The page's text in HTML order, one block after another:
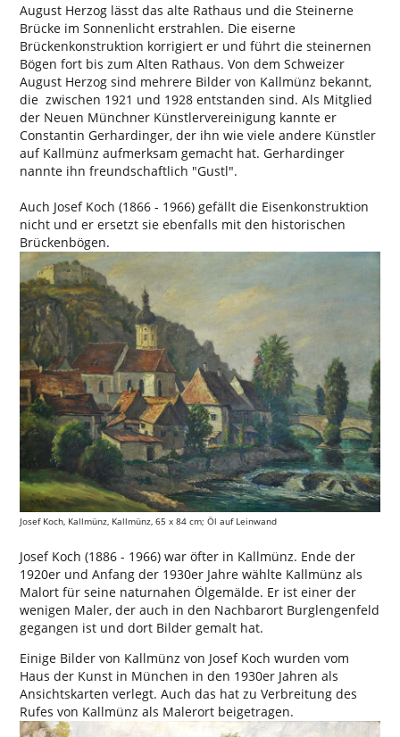
August Herzog lässt das alte Rathaus und die Steinerne
Brücke im Sonnenlicht erstrahlen. Die eiserne
Brückenkonstruktion korrigiert er und führt die steinernen
Bögen fort bis zum Alten Rathaus. Von dem Schweizer
August Herzog sind mehrere Bilder von Kallmünz bekannt,
die zwischen 1921 und 1928 entstanden sind. Als Mitglied
der Neuen Münchner Künstlervereinigung kannte er
Constantin Gerhardinger, der ihn wie viele andere Künstler
auf Kallmünz aufmerksam gemacht hat. Gerhardinger
nannte ihn freundschaftlich "Gustl".
Auch Josef Koch (1866 - 1966) gefällt die Eisenkonstruktion
nicht und er ersetzt sie ebenfalls mit den historischen
Brückenbögen.
Josef Koch, Kallmünz, Kallmünz, 65 x 84 cm; Öl auf Leinwand
Josef Koch (1886 - 1966) war öfter in Kallmünz. Ende der
1920er und Anfang der 1930er Jahre wählte Kallmünz als
Malort für seine naturnahen Ölgemälde. Er ist einer der
wenigen Maler, der auch in den Nachbarort Burglengenfeld
gegangen ist und dort Bilder gemalt hat.
Einige Bilder von Kallmünz von Josef Koch wurden vom
Haus der Kunst in München in den 1930er Jahren als
Ansichtskarten verlegt. Auch das hat zu Verbreitung des
Rufes von Kallmünz als Malerort beigetragen.